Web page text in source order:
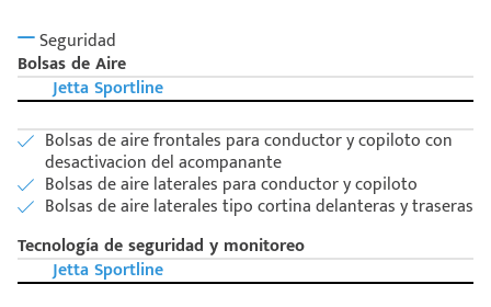
Seguridad
Bolsas de Aire
Jetta Sportline
Bolsas de aire frontales para conductor y copiloto con
desactivacion del acompanante
Bolsas de aire laterales para conductor y copiloto
Bolsas de aire laterales tipo cortina delanteras y traseras
Tecnología de seguridad y monitoreo
Jetta Sportline